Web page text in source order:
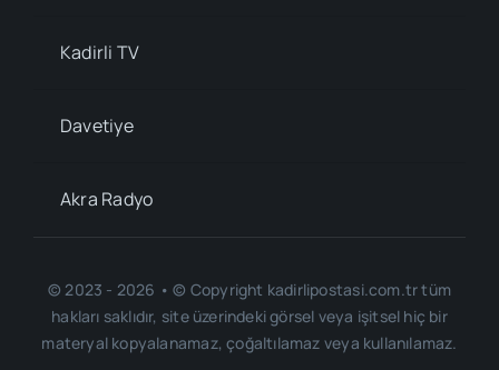
Kadirli TV
Davetiye
Akra Radyo
© 2023 - 2026 • © Copyright kadirlipostasi.com.tr tüm
hakları saklıdır, site üzerindeki görsel veya işitsel hiç bir
materyal kopyalanamaz, çoğaltılamaz veya kullanılamaz.